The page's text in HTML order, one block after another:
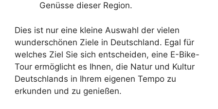
Genüsse dieser Region.
Dies ist nur eine kleine Auswahl der vielen
wunderschönen Ziele in Deutschland. Egal für
welches Ziel Sie sich entscheiden, eine E-Bike-
Tour ermöglicht es Ihnen, die Natur und Kultur
Deutschlands in Ihrem eigenen Tempo zu
erkunden und zu genießen.